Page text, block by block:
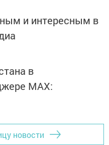
и интересным в
в
MАХ:
новости